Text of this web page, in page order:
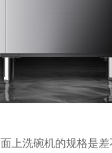
洗碗机的规格是差